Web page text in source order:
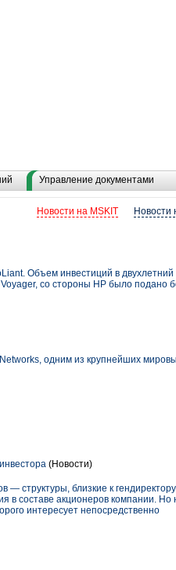
Управление документами
Новости
Новости на MSKIT
Объем инвестиций в двухлетний
со стороны HP было подано
одним из крупнейших
(Новости)
— структуры, близкие к гендиректору
в составе акционеров компании. Но
интересует непосредственно